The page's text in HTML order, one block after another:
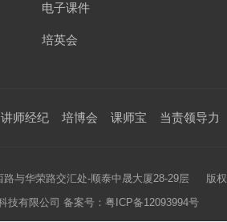
电子课件
培英会
讲师经纪 培博会 课师宝 当责领导力
路与华荣路交汇处-顺泰中晟大厦28-29层 版权
技有限公司 备案号： 粤ICP备12093994号